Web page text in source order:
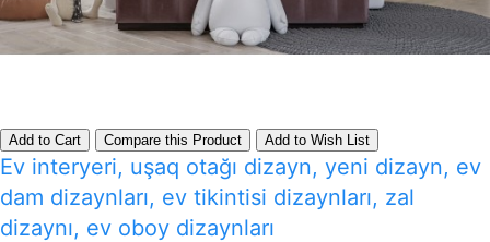
Add to Cart Compare this Product Add to Wish List
Ev interyeri, uşaq otağı dizayn, yeni dizayn, ev
dam dizaynları, ev tikintisi dizaynları, zal
dizaynı, ev oboy dizaynları